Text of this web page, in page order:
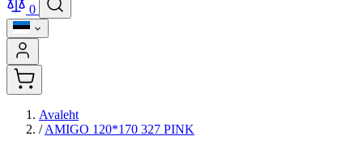
0
Avaleht
/ AMIGO 120*170 327 PINK